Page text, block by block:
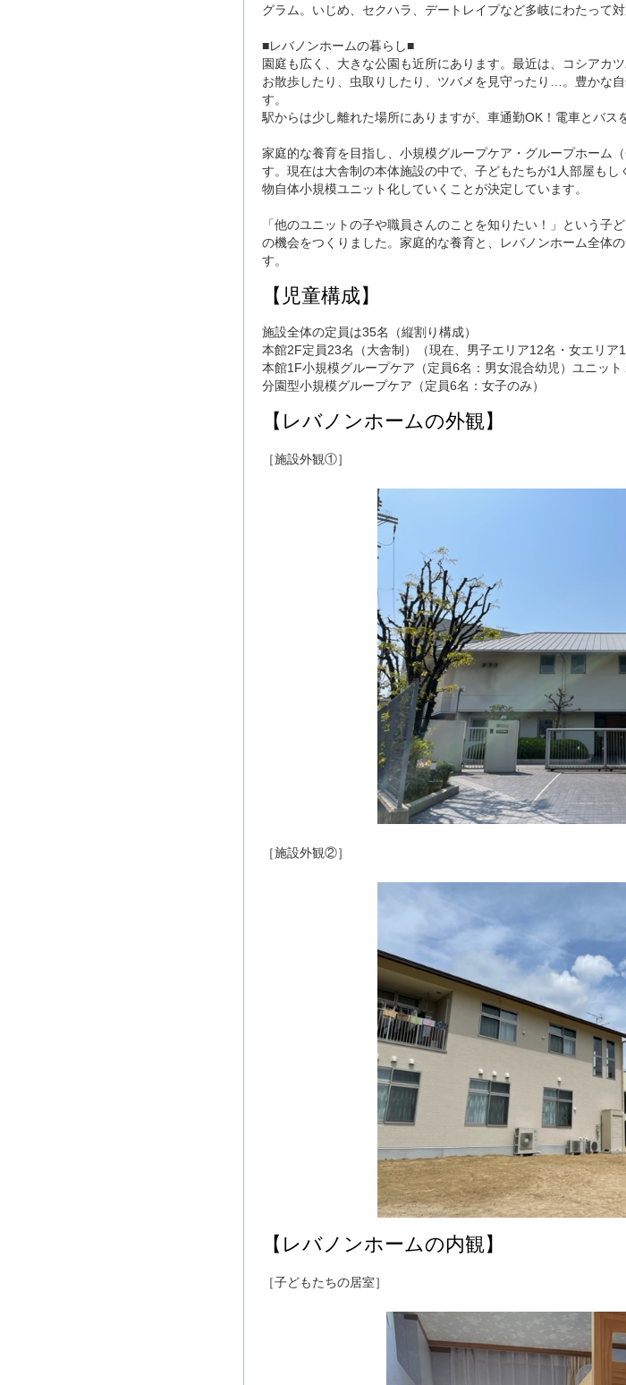
グラム。いじめ、セクハラ、デートレイプなど多岐にわたって対
■レバノンホームの暮らし■
園庭も広く、大きな公園も近所にあります。最近は、コシアカ
お散歩したり、虫取りしたり、ツバメを見守ったり…。豊かな
す。
駅からは少し離れた場所にありますが、車通勤OK！電車とバス
家庭的な養育を目指し、小規模グループケア・グループホーム
す。現在は大舎制の本体施設の中で、子どもたちが1人部屋も
物自体小規模ユニット化していくことが決定しています。
「他のユニットの子や職員さんのことを知りたい！」という
の機会をつくりました。家庭的な養育と、レバノンホーム全体
す。
【児童構成】
施設全体の定員は35名（縦割り構成）
本館2F定員23名（大舎制）（現在、男子エリア12名・女エリア
本館1F小規模グループケア（定員6名：男女混合幼児）ユニット
分園型小規模グループケア（定員6名：女子のみ）
【レバノンホームの外観】
［施設外観①］
［施設外観②］
【レバノンホームの内観】
［子どもたちの居室］